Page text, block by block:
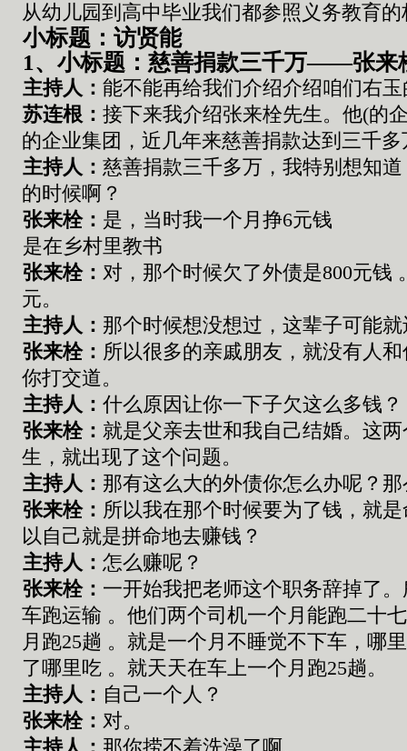
从幼儿园到高中毕业我们都参照义务教育
小标题：访贤能
1、小标题：慈善捐款三千万——张来
主持人： 能不能再给我们介绍介绍咱们右
苏连根 ： 接下来我介绍张来栓先生。他(的
的企业集团 ，近几年来慈善捐款达到三千多
主持人： 慈善捐款三千多万 ， 我特别想知道
的时候啊 ？
张来栓： 是，当时我一个月挣6元钱
是在乡村里教书
张来栓： 对， 那个时候欠了外债是800元钱
元。
主持人： 那个时候想没想过，这辈子可能
张来栓： 所以很多的亲戚朋友，就没有人
你打交道。
主持人： 什么原因让你一下子欠这么多钱？
张来栓： 就是父亲去世和我自己结婚。这
生，就出现了这个问题。
主持人： 那有这么大的外债你怎么办呢？
张来栓： 所以我在那个时候要为了钱，就
以自己就是拼命地去赚钱？
主持人： 怎么赚呢？
张来栓： 一开始我把老师这个职务辞掉了。
车跑运输 。他们两个司机一个月能跑二十
月跑25趟 。就是一个月不睡觉不下车 ，哪
了哪里吃 。就天天在车上一个月跑25趟。
主持人： 自己一个人 ？
张来栓： 对。